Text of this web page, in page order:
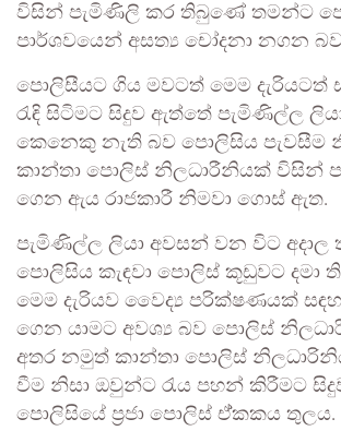
විසින් පැමිණිලි කර තිබුණේ තමන්ට
පාර්ශවයෙන් අසත්‍ය චෝදනා නගන
පොලිසීයට ගිය මවටත් මෙම දැරියටත්
රැඳි සිටිමට සිදුව ඇත්තේ පැමිණිල්ල
කෙනෙකු නැති බව පොලිසිය පැවසීම
කාන්තා පොලිස් නිලධාරීනියක් විසින්
ගෙන ඇය රාජකාරී නිමවා ගොස් ඇත.
පැමිණිල්ල ලියා අවසන් වන විට අදාල
පොලිසිය කැඳවා පොලිස් කූඩුවට දමා
මෙම දැරියව වෛද්‍ය පරික්ෂණයක්
ගෙන යාමට අවශ්‍ය බව පොලිස්
අතර නමුත් කාන්තා පොලිස්
වීම නිසා ඔවුන්ට රැය පහන් කිරීමට
පොලිසියේ ප්‍රජා පොලිස් ඒ්කකය තුලය.